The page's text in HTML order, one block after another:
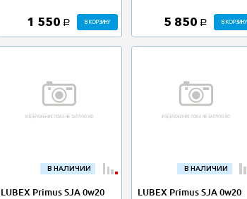
1 550 a В КОРЗИНУ 5 850 a В КОРЗИНУ
В НАЛИЧИИ
LUBEX Primus SJA 0w20
В НАЛИЧИИ
LUBEX Primus SJA 0w20